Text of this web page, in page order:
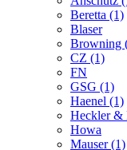
Beretta (1)
Blaser
Browning
CZ (1)
FN
GSG (1)
Haenel (1)
Heckler &
Howa
Mauser (1)